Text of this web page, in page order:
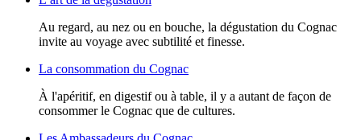
Au regard, au nez ou en bouche, la dégustation du Cognac
invite au voyage avec subtilité et finesse.
La consommation du Cognac
À l'apéritif, en digestif ou à table, il y a autant de façon de
consommer le Cognac que de cultures.